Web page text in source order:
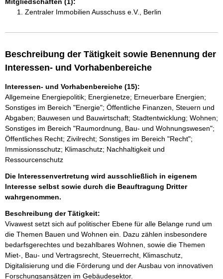
Zentraler Immobilien Ausschuss e.V., Berlin
Beschreibung der Tätigkeit sowie Benennung der
Interessen- und Vorhabenbereiche
Interessen- und Vorhabenbereiche (15):
Allgemeine Energiepolitik; Energienetze; Erneuerbare Energien;
Sonstiges im Bereich "Energie"; Öffentliche Finanzen, Steuern und
Abgaben; Bauwesen und Bauwirtschaft; Stadtentwicklung; Wohnen;
Sonstiges im Bereich "Raumordnung, Bau- und Wohnungswesen";
Öffentliches Recht; Zivilrecht; Sonstiges im Bereich "Recht";
Immissionsschutz; Klimaschutz; Nachhaltigkeit und
Ressourcenschutz
Die Interessenvertretung wird ausschließlich in eigenem
Interesse selbst sowie durch die Beauftragung Dritter
wahrgenommen.
Beschreibung der Tätigkeit:
Vivawest setzt sich auf politischer Ebene für alle Belange rund um
die Themen Bauen und Wohnen ein. Dazu zählen insbesondere
bedarfsgerechtes und bezahlbares Wohnen, sowie die Themen
Miet-, Bau- und Vertragsrecht, Steuerrecht, Klimaschutz,
Digitalisierung und die Förderung und der Ausbau von innovativen
Forschungsansätzen im Gebäudesektor.